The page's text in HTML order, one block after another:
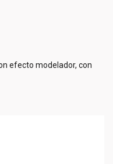
efecto modelador, con